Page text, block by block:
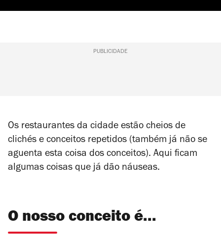
PUBLICIDADE
Os restaurantes da cidade estão cheios de
clichés e conceitos repetidos (também já não se
aguenta esta coisa dos conceitos). Aqui ficam
algumas coisas que já dão náuseas.
O nosso conceito é...